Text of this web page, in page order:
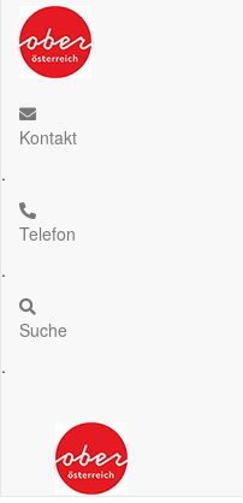
Kontakt
.
Telefon
.
Suche
.